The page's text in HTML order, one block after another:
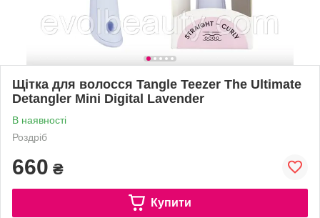
Щітка для волосся Tangle Teezer The Ultimate
Detangler Mini Digital Lavender
В наявності
Роздріб
660 ₴
Купити